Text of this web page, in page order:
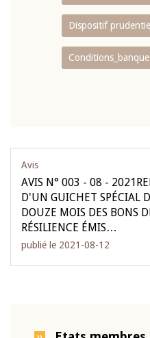
Dispositif prudentiel
Conditions_banque
Avis
AVIS N° 003 - 08 -
D'UN GUICHET SPÉCIAL
DOUZE MOIS DES BONS
RÉSILIENCE ÉMIS…
publié le 2021-08-12